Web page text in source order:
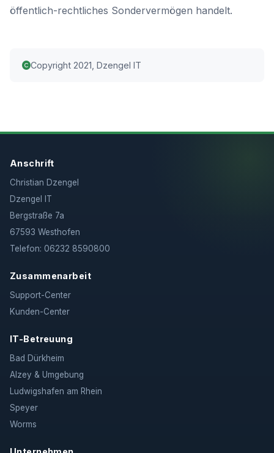
öffentlich-rechtliches Sondervermögen handelt.
Copyright 2021, Dzengel IT
Anschrift
Christian Dzengel
Dzengel IT
Bergstraße 7a
67593 Westhofen
Telefon: 06232 8590800
Zusammenarbeit
Support-Center
Kunden-Center
IT-Betreuung
Bad Dürkheim
Alzey & Umgebung
Ludwigshafen am Rhein
Speyer
Worms